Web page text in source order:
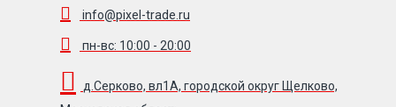
info@pixel-trade.ru
пн-вс: 10:00 - 20:00
д.Серково, вл1А, городской округ Щелково,